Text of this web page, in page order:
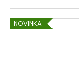
NOVINKA